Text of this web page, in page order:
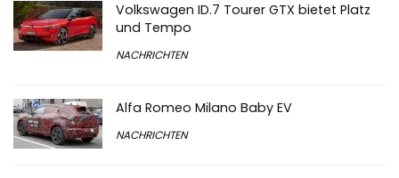
Volkswagen ID.7 Tourer GTX bietet Platz
und Tempo
NACHRICHTEN
Alfa Romeo Milano Baby EV
NACHRICHTEN